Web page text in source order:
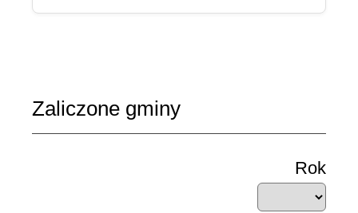
Zaliczone gminy
Rok